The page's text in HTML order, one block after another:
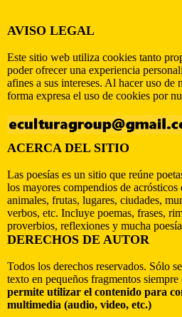
AVISO LEGAL
Este sitio web utiliza cookies tanto
poder ofrecer una experiencia
afines a sus intereses. Al hacer uso de
forma expresa el uso de cookies por
ACERCA DEL SITIO
Las poesías es un sitio que reúne
los mayores compendios de acrósticos
animales, frutas, lugares, ciudades,
verbos, etc. Incluye poemas, frases,
proverbios, reflexiones y mucha
DERECHOS DE AUTOR
Todos los derechos reservados. Sólo
texto en pequeños fragmentos siempre
permite utilizar el contenido para
multimedia (audio, video, etc.)